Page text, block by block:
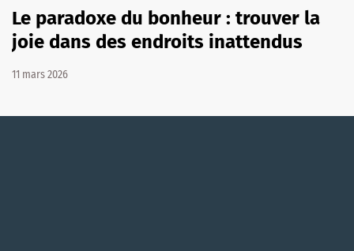
Le paradoxe du bonheur : trouver la
joie dans des endroits inattendus
11 mars 2026